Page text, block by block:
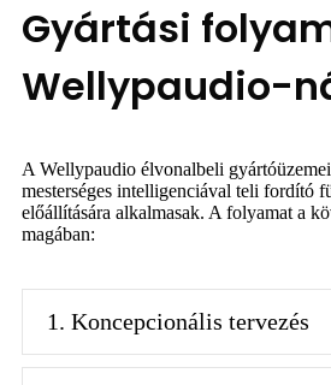
Gyártási
Wellypaudio-
A Wellypaudio élvonalbeli
mesterséges intelligenciával teli fordító
előállítására alkalmasak. A folyamat a
magában:
1. Koncepcionális tervezés